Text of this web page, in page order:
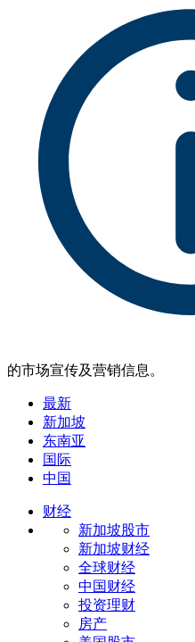
的市场宣传及营销信息。
最新
新加坡
东南亚
国际
中国
财经
新加坡股市
新加坡财经
全球财经
中国财经
投资理财
房产